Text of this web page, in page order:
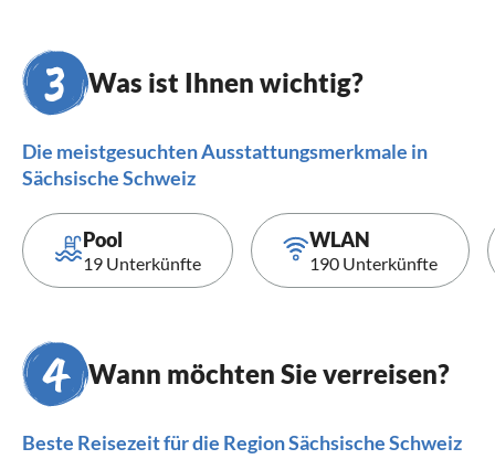
Was ist Ihnen wichtig?
Die meistgesuchten Ausstattungsmerkmale in
Sächsische Schweiz
Pool
19 Unterkünfte
WLAN
190 Unterkünfte
Wann möchten Sie verreisen?
Beste Reisezeit für die Region Sächsische Schweiz